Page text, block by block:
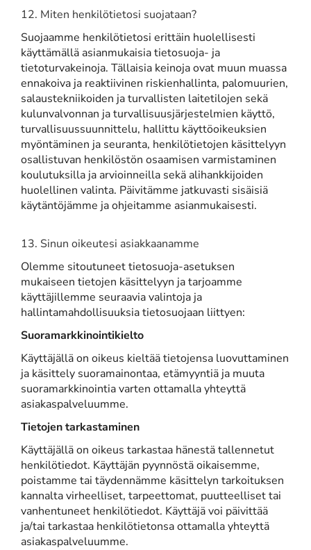
12. Miten henkilötietosi suojataan?
Suojaamme henkilötietosi erittäin huolellisesti
käyttämällä asianmukaisia tietosuoja- ja
tietoturvakeinoja. Tällaisia keinoja ovat muun muassa
ennakoiva ja reaktiivinen riskienhallinta, palomuurien,
salaustekniikoiden ja turvallisten laitetilojen sekä
kulunvalvonnan ja turvallisuusjärjestelmien käyttö,
turvallisuussuunnittelu, hallittu käyttöoikeuksien
myöntäminen ja seuranta, henkilötietojen käsittelyyn
osallistuvan henkilöstön osaamisen varmistaminen
koulutuksilla ja arvioinneilla sekä alihankkijoiden
huolellinen valinta. Päivitämme jatkuvasti sisäisiä
käytäntöjämme ja ohjeitamme asianmukaisesti.​​​​​​​
13. Sinun oikeutesi asiakkaanamme
Olemme sitoutuneet tietosuoja-asetuksen
mukaiseen tietojen käsittelyyn ja tarjoamme
käyttäjillemme seuraavia valintoja ja
hallintamahdollisuuksia tietosuojaan liittyen:
Suoramarkkinointikielto
Käyttäjällä on oikeus kieltää tietojensa luovuttaminen
ja käsittely suoramainontaa, etämyyntiä ja muuta
suoramarkkinointia varten ottamalla yhteyttä
asiakaspalveluumme.
Tietojen tarkastaminen
Käyttäjällä on oikeus tarkastaa hänestä tallennetut
henkilötiedot. Käyttäjän pyynnöstä oikaisemme,
poistamme tai täydennämme käsittelyn tarkoituksen
kannalta virheelliset, tarpeettomat, puutteelliset tai
vanhentuneet henkilötiedot. Käyttäjä voi päivittää
ja/tai tarkastaa henkilötietonsa ottamalla yhteyttä
asiakaspalveluumme.